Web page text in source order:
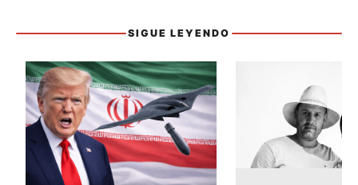
SIGUE LEYENDO
Sigue leyendo